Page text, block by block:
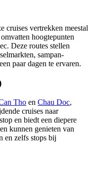
cruises vertrekken meestal
hoogtepunten
Deze routes stellen
sampan-
paar dagen te ervaren.
Tho en Chau Doc,
cruises naar
en biedt een diepere
kunnen genieten van
en zelfs stops bij